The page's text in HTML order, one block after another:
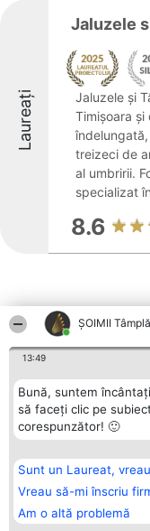
ȘOIMII
13:49
Bună, suntem
să faceți clic pe
corespunzător! 🙂
Sunt un Laureat,
Vreau să-mi înscriu
Am o altă problemă
Laureați
Jaluzele
Jaluzele și
Timișoara
treizeci de
al umbririi.
specializat
8.6
Alte firme
Organizator Ranking
BRIGHT SOLUTIONS BR SRL
Aleea Timisul De Sus 2 Bl. A30
București
CUI 36737675
tel: +40 770 990 492